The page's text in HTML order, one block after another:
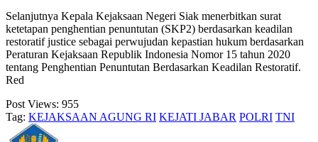
Selanjutnya Kepala Kejaksaan Negeri Siak menerbitkan surat
ketetapan penghentian penuntutan (SKP2) berdasarkan keadilan
restoratif justice sebagai perwujudan kepastian hukum berdasarkan
Peraturan Kejaksaan Republik Indonesia Nomor 15 tahun 2020
tentang Penghentian Penuntutan Berdasarkan Keadilan Restoratif.
Red
Post Views: 955
Tag: KEJAKSAAN AGUNG RI KEJATI JABAR POLRI TNI